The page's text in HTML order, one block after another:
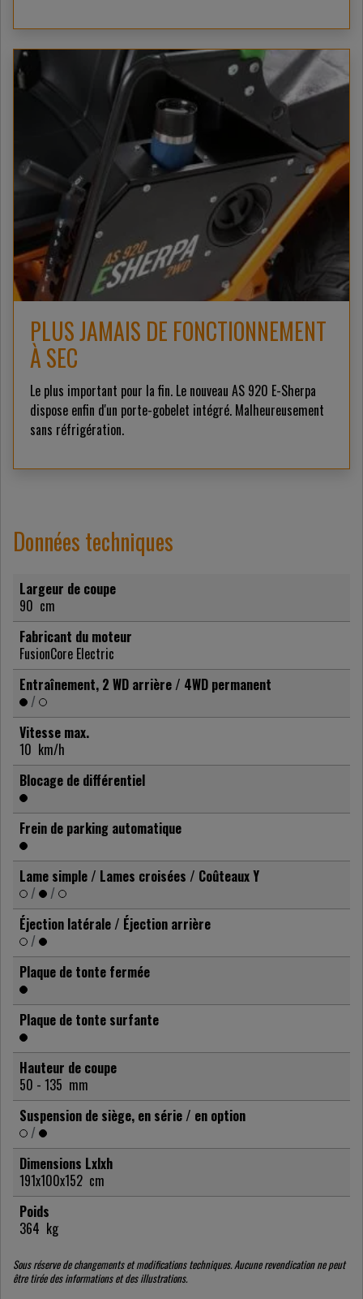
PLUS JAMAIS DE FONCTIONNEMENT
À SEC
Le plus important pour la fin. Le nouveau AS 920 E-Sherpa
dispose enfin d'un porte-gobelet intégré. Malheureusement
sans réfrigération.
Données techniques
Largeur de coupe
90 cm
Fabricant du moteur
FusionCore Electric
Entraînement, 2 WD arrière / 4WD permanent
/
Vitesse max.
10 km/h
Blocage de différentiel
Frein de parking automatique
Lame simple / Lames croisées / Coûteaux Y
/
/
Éjection latérale / Éjection arrière
/
Plaque de tonte fermée
Plaque de tonte surfante
Hauteur de coupe
50 - 135 mm
Suspension de siège, en série / en option
/
Dimensions Lxlxh
191x100x152 cm
Poids
364 kg
Sous réserve de changements et modifications techniques. Aucune revendication ne peut
être tirée des informations et des illustrations.